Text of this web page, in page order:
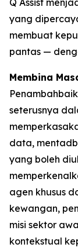
Q Assist
yang
membuat
pantas —
Membina
seterusnya
data,
yang boleh
agen khusus
kewangan,
misi sektor
kontekstual